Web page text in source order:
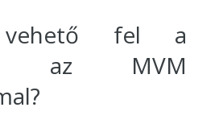
vehető fel a
az MVM